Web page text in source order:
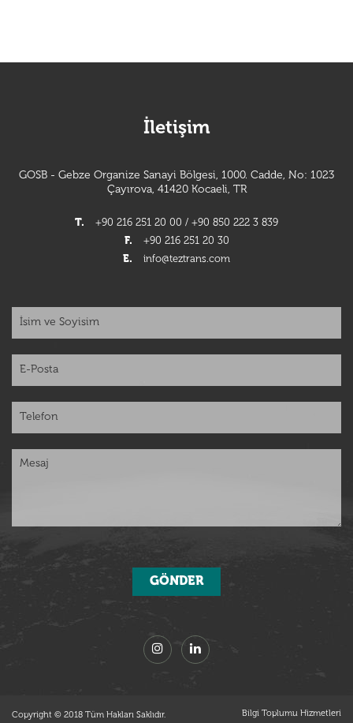
İletişim
GOSB - Gebze Organize Sanayi Bölgesi, 1000. Cadde, No: 1023
Çayırova, 41420 Kocaeli, TR
T.
+90 216 251 20 00 / +90 850 222 3 839
F.
+90 216 251 20 30
E.
info@teztrans.com
Copyright © 2018 Tüm Hakları Saklıdır. Bilgi Toplumu Hizmetleri